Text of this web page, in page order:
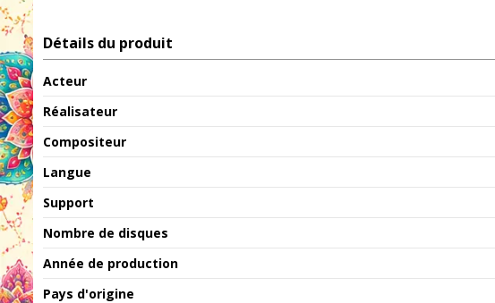
Détails du produit
Acteur
Réalisateur
Compositeur
Langue
Support
Nombre de disques
Année de production
Pays d'origine